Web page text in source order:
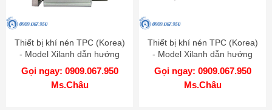
Thiết bị khí nén TPC (Korea)
- Model Xilanh dẫn hướng
AGM-AGL
Gọi ngay: 0909.067.950
Ms.Châu
Thiết bị khí nén TPC (Korea)
- Model Xilanh dẫn hướng
AGX-GX
Gọi ngay: 0909.067.950
Ms.Châu